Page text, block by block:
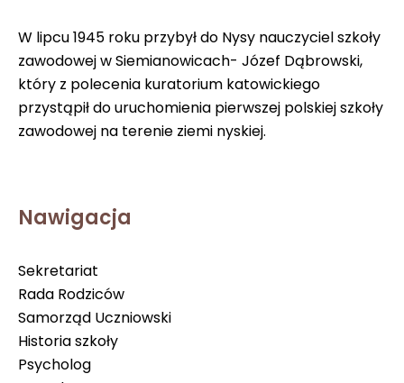
W lipcu 1945 roku przybył do Nysy nauczyciel szkoły
zawodowej w Siemianowicach- Józef Dąbrowski,
który z polecenia kuratorium katowickiego
przystąpił do uruchomienia pierwszej polskiej szkoły
zawodowej na terenie ziemi nyskiej.
Nawigacja
Sekretariat
Rada Rodziców
Samorząd Uczniowski
Historia szkoły
Psycholog